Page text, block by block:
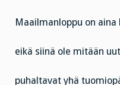
Maailmanloppu on
eikä siinä ole mitään
puhaltavat yhä